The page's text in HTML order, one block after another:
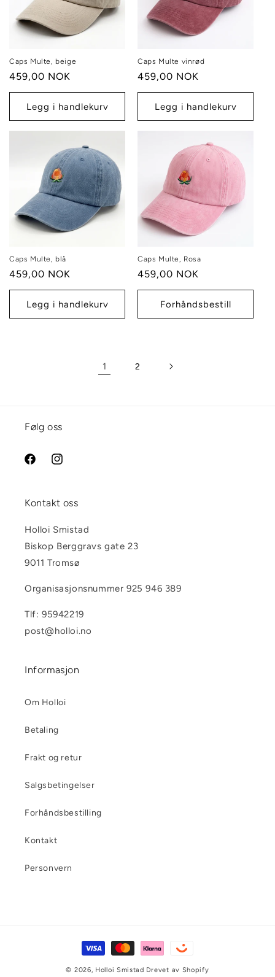
Caps Multe, beige
Vanlig
pris
459,00 NOK
Legg i handlekurv
Caps Multe vinrød
Vanlig
pris
459,00 NOK
Legg i handlekurv
Caps Multe, blå
Vanlig
pris
459,00 NOK
Legg i handlekurv
Caps Multe, Rosa
Vanlig
pris
459,00 NOK
Forhåndsbestill
1 2
Følg oss
FacebookInstagram
Kontakt oss
Holloi Smistad
Biskop Berggravs gate 23
9011 Tromsø
Organisasjonsnummer 925 946 389
Tlf: 95942219
post@holloi.no
Informasjon
Om Holloi
Betaling
Frakt og retur
Salgsbetingelser
Forhåndsbestilling
Kontakt
Personvern
Betalingsmåter
© 2026, Holloi Smistad Drevet av Shopify